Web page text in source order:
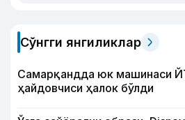
Сўнгги янгиликлар
Самарқандда юк машинаси
ҳайдовчиси ҳалок бўлди